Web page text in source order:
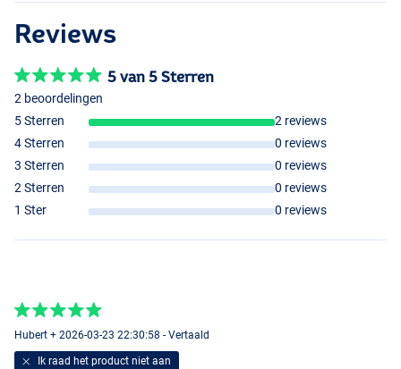
Reviews
5 van 5 Sterren
2 beoordelingen
5 Sterren
2 reviews
4 Sterren
0 reviews
3 Sterren
0 reviews
2 Sterren
0 reviews
1 Ster
0 reviews
Hubert + 2026-03-23 22:30:58 - Vertaald
Ik raad het product niet aan